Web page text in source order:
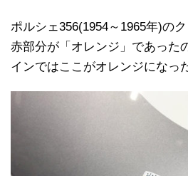
ポルシェ356(1954～1965年)の
赤部分が「オレンジ」であった
インではここがオレンジになっ